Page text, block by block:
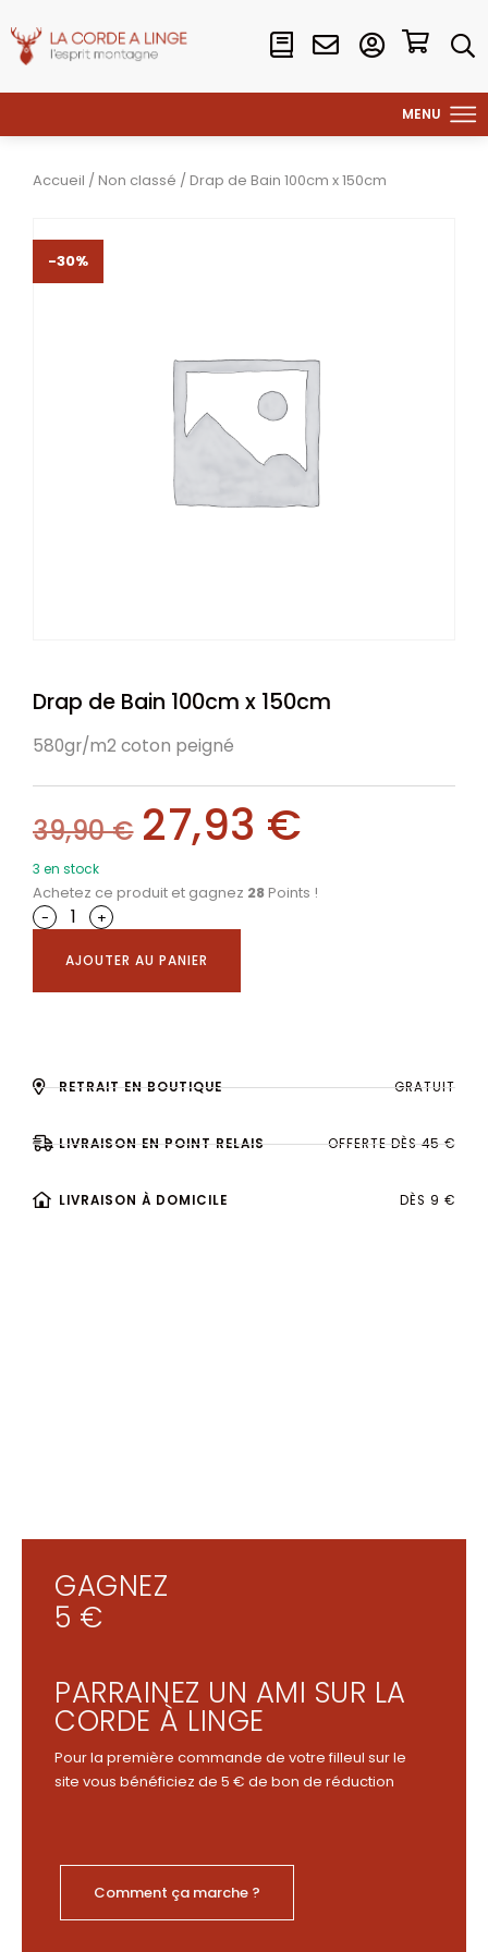
Accueil / Non classé / Drap de Bain 100cm x 150cm
-30%
Drap de Bain 100cm x 150cm
580gr/m2 coton peigné
39,90€ 27,93 €
3 en stock
Achetez ce produit et gagnez 28 Points !
-
+
AJOUTER AU PANIER
RETRAIT EN BOUTIQUE GRATUIT
LIVRAISON EN POINT RELAIS OFFERTE DÈS 45 €
LIVRAISON À DOMICILE DÈS 9 €
GAGNEZ
5 €
PARRAINEZ UN AMI SUR LA
CORDE À LINGE
Pour la première commande de votre filleul sur le
site vous bénéficiez de 5 € de bon de réduction
Comment ça marche ?